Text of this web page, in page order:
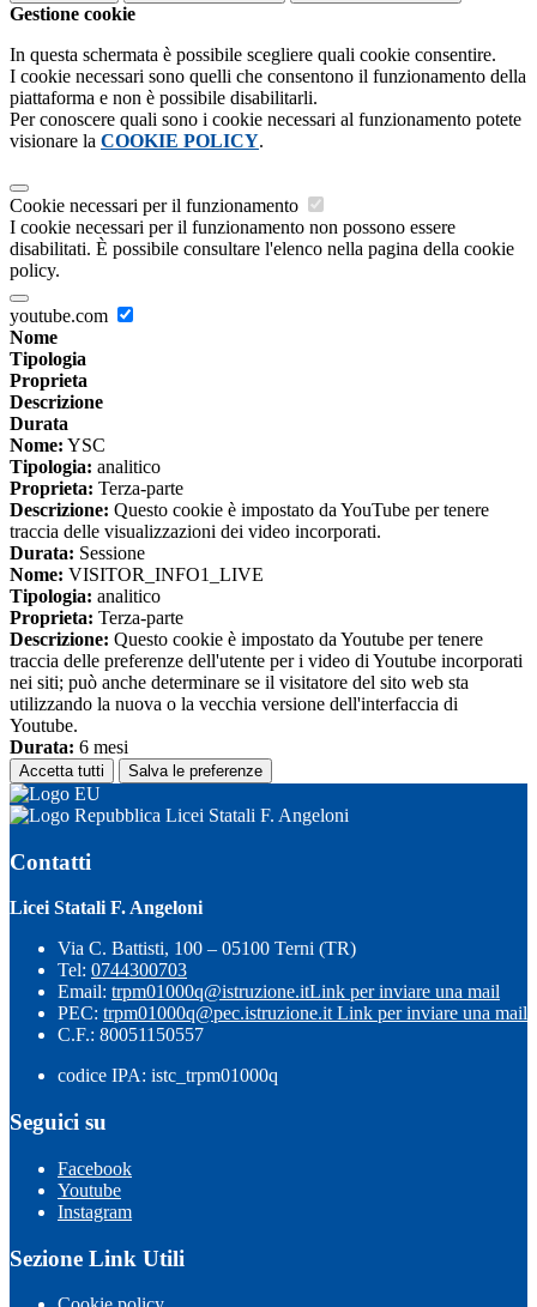
Gestione cookie
In questa schermata è possibile scegliere quali cookie consentire.
I cookie necessari sono quelli che consentono il funzionamento della
piattaforma e non è possibile disabilitarli.
Per conoscere quali sono i cookie necessari al funzionamento potete
visionare la COOKIE POLICY.
Cookie necessari per il funzionamento
I cookie necessari per il funzionamento non possono essere
disabilitati. È possibile consultare l'elenco nella pagina della cookie
policy.
youtube.com
Nome
Tipologia
Proprieta
Descrizione
Durata
Nome: YSC
Tipologia: analitico
Proprieta: Terza-parte
Descrizione: Questo cookie è impostato da YouTube per tenere
traccia delle visualizzazioni dei video incorporati.
Durata: Sessione
Nome: VISITOR_INFO1_LIVE
Tipologia: analitico
Proprieta: Terza-parte
Descrizione: Questo cookie è impostato da Youtube per tenere
traccia delle preferenze dell'utente per i video di Youtube incorporati
nei siti; può anche determinare se il visitatore del sito web sta
utilizzando la nuova o la vecchia versione dell'interfaccia di
Youtube.
Durata: 6 mesi
Accetta tutti Salva le preferenze
Licei Statali F. Angeloni
Contatti
Licei Statali F. Angeloni
Via C. Battisti, 100 – 05100 Terni (TR)
Tel: 0744300703
Email: trpm01000q@istruzione.itLink per inviare una mail
PEC: trpm01000q@pec.istruzione.itLink per inviare una mail
C.F.: 80051150557
codice IPA: istc_trpm01000q
Seguici su
Facebook
Youtube
Instagram
Sezione Link Utili